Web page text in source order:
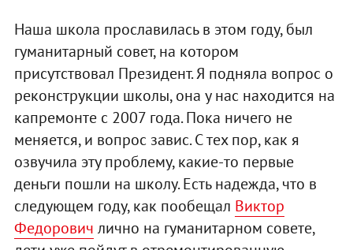
Наша школа прославилась в этом году, был
гуманитарный совет, на котором
присутствовал Президент. Я подняла вопрос о
реконструкции школы, она у нас находится на
капремонте с 2007 года. Пока ничего не
меняется, и вопрос завис. С тех пор, как я
озвучила эту проблему, какие-то первые
деньги пошли на школу. Есть надежда, что в
следующем году, как пообещал Виктор
Федорович лично на гуманитарном совете,